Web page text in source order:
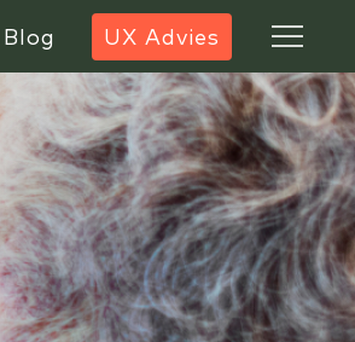
Blog UX Advies